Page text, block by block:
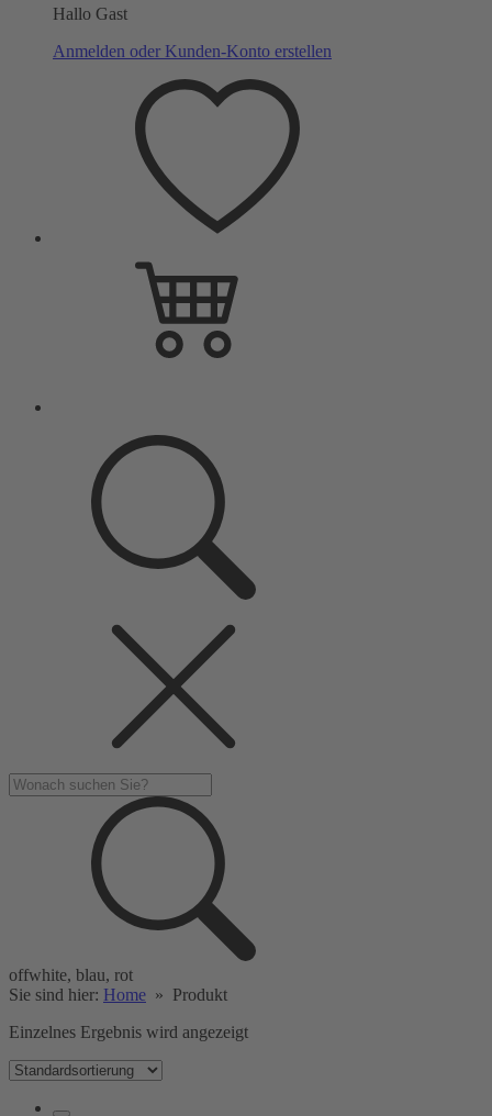
Hallo Gast
Anmelden oder Kunden-Konto erstellen
offwhite, blau, rot
Sie sind hier: Home » Produkt
Einzelnes Ergebnis wird angezeigt